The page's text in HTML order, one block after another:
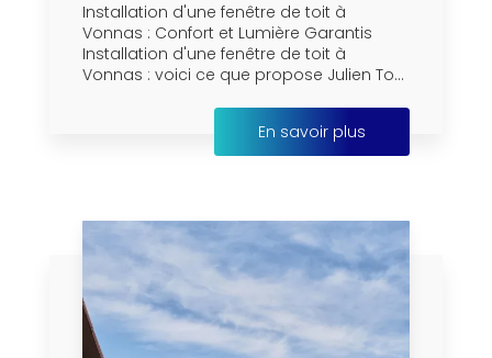
Installation d'une fenêtre de toit à
Vonnas : Confort et Lumière Garantis
Installation d'une fenêtre de toit à
Vonnas : voici ce que propose Julien To...
En savoir plus